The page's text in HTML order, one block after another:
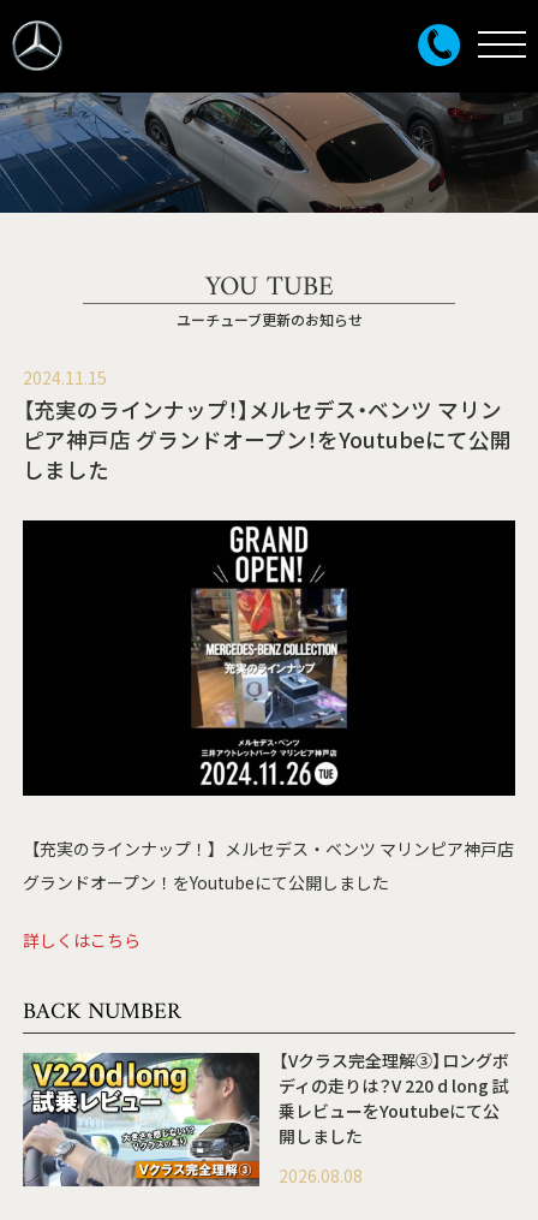
YOU TUBE
ユーチューブ更新のお知らせ
2024.11.15
【充実のラインナップ！】メルセデス・ベンツ マリン
ピア神戸店 グランドオープン！をYoutubeにて公開
しました
【充実のラインナップ！】メルセデス・ベンツ マリンピア神戸店
グランドオープン！をYoutubeにて公開しました
詳しくはこちら
BACK NUMBER
【Vクラス完全理解③】ロングボ
ディの走りは？V 220 d long 試
乗レビューをYoutubeにて公
開しました
2026.08.08